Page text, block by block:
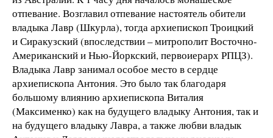
отпевание. Возглавил отпевание настоятель обители
владыка Лавр (Шкурла), тогда архиепископ Троицкий
и Сиракузский (впоследствии – митрополит Восточно-
Американский и Нью-Йоркский, первоиерарх РПЦЗ).
Владыка Лавр занимал особое место в сердце
архиепископа Антония. Это было так благодаря
большому влиянию архиепископа Виталия
(Максименко) как на будущего владыку Антония, так и
на будущего владыку Лавра, а также любви владык